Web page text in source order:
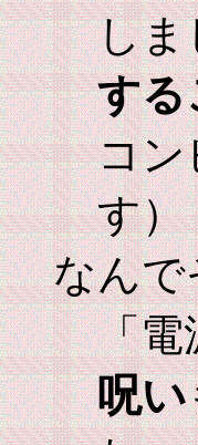
しま
する
コン
す）
なん
「電
呪い